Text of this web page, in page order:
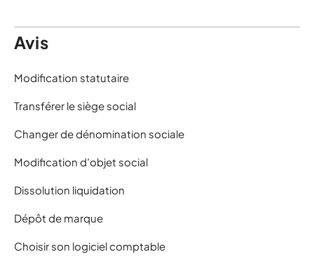
Avis
Modification statutaire
Transférer le siège social
Changer de dénomination sociale
Modification d’objet social
Dissolution liquidation
Dépôt de marque
Choisir son logiciel comptable